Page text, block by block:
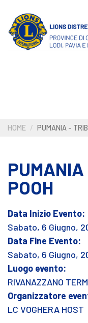
contenuto
principale
HOME PUMANIA -
POOH
Data Inizio Evento:
Sabato, 6 Giugno,
Data Fine Evento:
Sabato, 6 Giugno,
Luogo evento:
RIVANAZZANO
Organizzatore
LC VOGHERA HOST